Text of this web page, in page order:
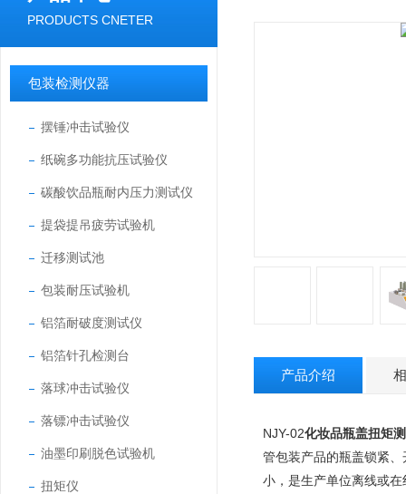
PRODUCTS CNETER
包装检测仪器
摆锤冲击试验仪
纸碗多功能抗压试验仪
碳酸饮品瓶耐内压力测试仪
提袋提吊疲劳试验机
迁移测试池
包装耐压试验机
铝箔耐破度测试仪
铝箔针孔检测台
落球冲击试验仪
落镖冲击试验仪
油墨印刷脱色试验机
扭矩仪
产品介绍
NJY-02化妆品瓶盖扭矩
管包装产品的瓶盖锁紧
小，是生产单位离线或